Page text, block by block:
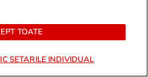
șef
TOATE
SETARILE INDIVIDUAL